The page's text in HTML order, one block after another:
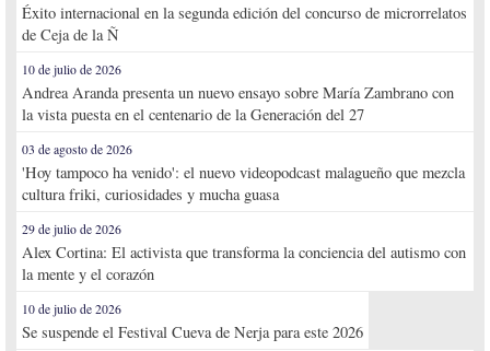
Éxito internacional en la segunda edición del concurso de microrrelatos
de Ceja de la Ñ
10 de julio de 2026
Andrea Aranda presenta un nuevo ensayo sobre María Zambrano con
la vista puesta en el centenario de la Generación del 27
03 de agosto de 2026
'Hoy tampoco ha venido': el nuevo videopodcast malagueño que mezcla
cultura friki, curiosidades y mucha guasa
29 de julio de 2026
Alex Cortina: El activista que transforma la conciencia del autismo con
la mente y el corazón
10 de julio de 2026
Se suspende el Festival Cueva de Nerja para este 2026